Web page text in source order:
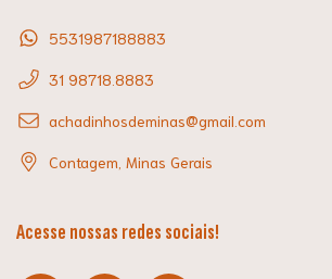
5531987188883
31 98718.8883
achadinhosdeminas@gmail.com
Contagem, Minas Gerais
Acesse nossas redes sociais!